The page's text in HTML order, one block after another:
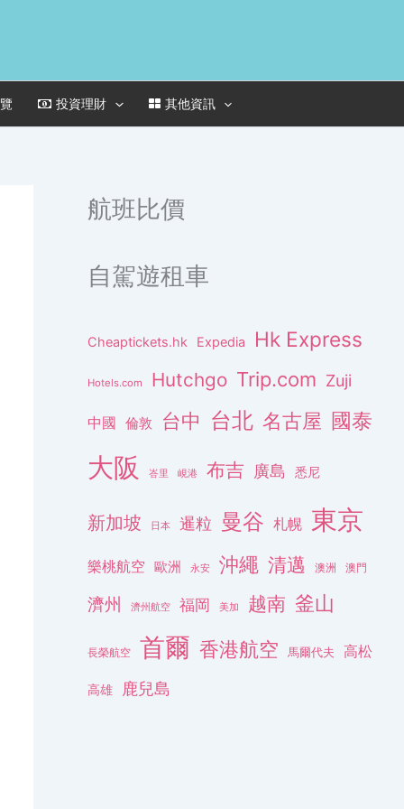
投資理財 其他資訊
航班比價
自駕遊租車
Cheaptickets.hk Expedia Hk Express
Hotels.com Hutchgo Trip.com Zuji
中國 倫敦 台中 台北 名古屋 國泰
大阪 峇里 峴港 布吉 廣島 悉尼
新加坡 日本 暹粒 曼谷 札幌 東京
樂桃航空 歐洲 永安 沖繩 清邁 澳洲 澳門
濟州 濟州航空 福岡 美加 越南 釜山
長榮航空 首爾 香港航空 馬爾代夫 高松
高雄 鹿兒島